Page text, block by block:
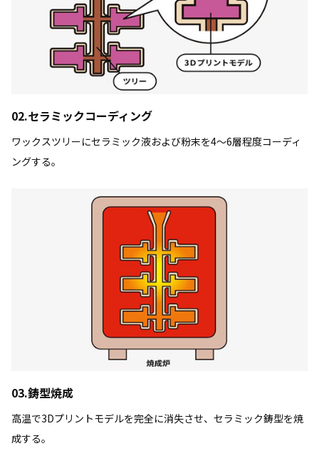
02.セラミックコーディング
ワックスツリーにセラミック液および粉末を4〜6層程度コーディ
ングする。
03.鋳型焼成
高温で3Dプリントモデルを完全に消失させ、セラミック鋳型を焼
成する。